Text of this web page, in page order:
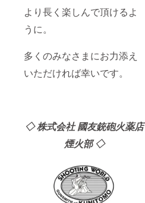
より長く楽しんで頂けるよ
うに。
多くのみなさまにお力添え
いただければ幸いです。
◇ 株式会社 國友銃砲火薬店
煙火部 ◇